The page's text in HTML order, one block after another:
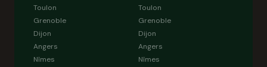
Toulon
Grenoble
Dijon
Angers
Nîmes
Toulon
Grenoble
Dijon
Angers
Nîmes